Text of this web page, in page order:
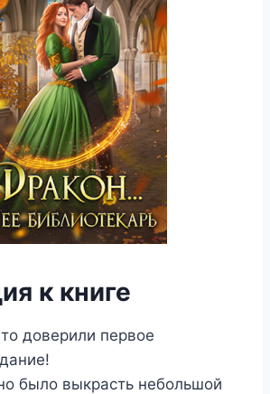
к книге
доверили первое
было выкрасть небольшой